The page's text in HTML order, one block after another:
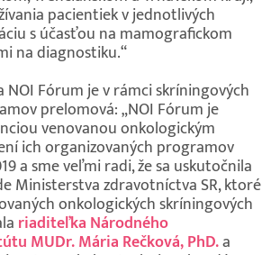
pacientiek v jednotlivých
s účasťou na mamografickom
na diagnostiku.“
Fórum je v rámci skríningových
prelomová: „NOI Fórum je
venovanou onkologickým
ich organizovaných programov
a sme veľmi radi, že sa uskutočnila
Ministerstva zdravotníctva SR, ktoré
onkologických skríningových
riaditeľka Národného
MUDr. Mária Rečková, PhD.a